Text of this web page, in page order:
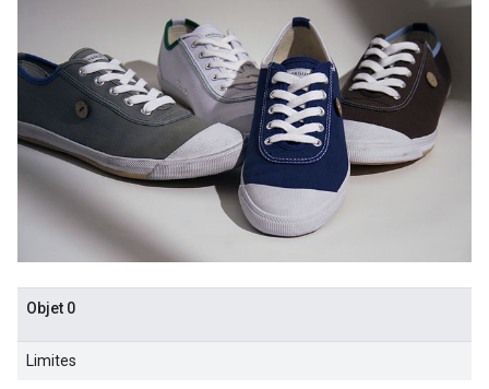
Objet 0
Limites